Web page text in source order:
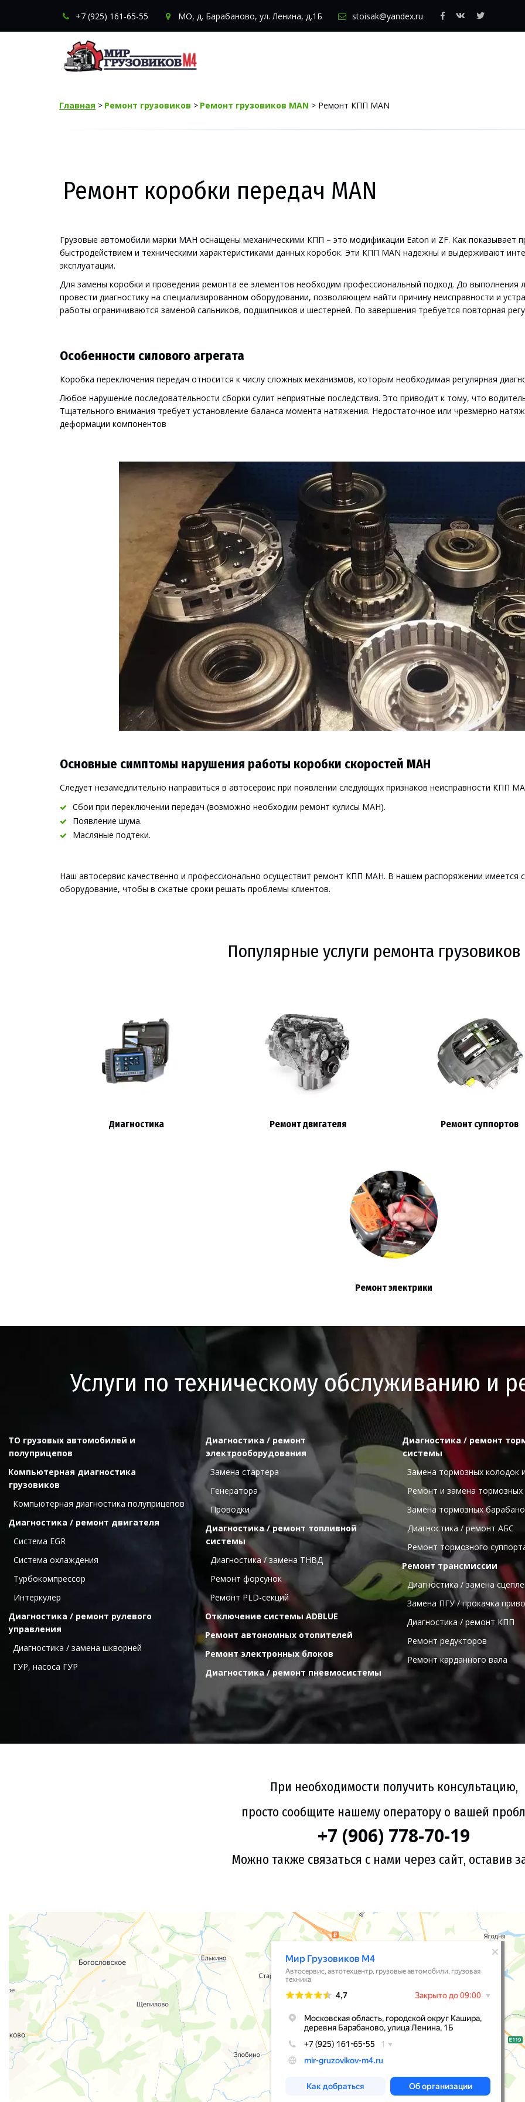
+7 (925) 161-65-55 МО, д. Барабаново, ул. Ленина, д.1Б stoisak@yandex.ru
Главная > Ремонт грузовиков > Ремонт грузовиков MAN > Ремонт КПП MAN
Ремонт коробки передач MAN
Грузовые автомобили марки МАН оснащены механическими КПП – это модификации Eaton и ZF. Как показывает
быстродействием и техническими характеристиками данных коробок. Эти КПП MAN надежны и выдерживают
эксплуатации.
Для замены коробки и проведения ремонта ее элементов необходим профессиональный подход. До выполнения
провести диагностику на специализированном оборудовании, позволяющем найти причину неисправности и
работы ограничиваются заменой сальников, подшипников и шестерней. По завершения требуется повторная
Особенности силового агрегата
Коробка переключения передач относится к числу сложных механизмов, которым необходимая регулярная
Любое нарушение последовательности сборки сулит неприятные последствия. Это приводит к тому, что
Тщательного внимания требует установление баланса момента натяжения. Недостаточное или чрезмерно
деформации компонентов
Основные симптомы нарушения работы коробки скоростей МАН
Следует незамедлительно направиться в автосервис при появлении следующих признаков неисправности КПП
Сбои при переключении передач (возможно необходим ремонт кулисы МАН).
Появление шума.
Масляные подтеки.
Наш автосервис качественно и профессионально осуществит ремонт КПП МАН. В нашем распоряжении имеется
оборудование, чтобы в сжатые сроки решать проблемы клиентов.
Популярные услуги ремонта грузовиков
Диагностика Ремонт двигателя Ремонт суппортов
Ремонт электрики
Услуги по техническому обслуживанию и
ТО грузовых автомобилей и
полуприцепов
Компьютерная диагностика
грузовиков
Компьютерная диагностика полуприцепов
Диагностика / ремонт двигателя
  Cистема ЕGR
  Система охлаждения
  Турбокомпрессор
  Интеркулер
Диагностика / ремонт рулевого
управления
Диагностика / замена шкворней
ГУР, насоса ГУР
Диагностика / ремонт
электрооборудования
  Замена стартера
  Генератора
  Проводки
Диагностика / ремонт топливной
системы
  Диагностика / замена ТНВД
  Ремонт форсунок
Ремонт PLD-секций
Отключение системы ADBLUE
Ремонт автономных отопителей
Ремонт электронных блоков
Диагностика / ремонт пневмосистемы
Диагностика / ремонт
системы
Замена тормозных колодок
Ремонт и замена
Замена тормозных
  Диагностика / ремонт АБС
  Ремонт тормо
зного
Ремонт трансмиссии
Диагностика / замена
Замена ПГУ / прокачка
Диагностика / ремонт КПП
  Ремонт редукторов
  Ремонт карданного вала
При необходимости получить консультацию,
просто сообщите нашему оператору о вашей
+7 (906) 778-70-19
Можно также связаться с нами через сайт, оставив